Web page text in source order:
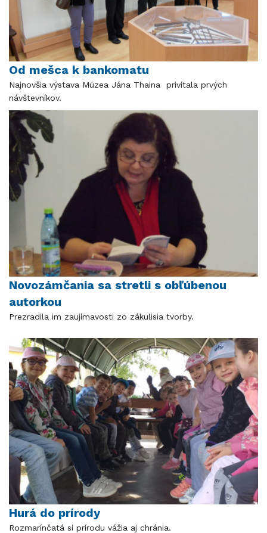
Od mešca k bankomatu
Najnovšia výstava Múzea Jána Thaina privítala prvých
návštevníkov.
Novozámčania sa stretli s obľúbenou
autorkou
Prezradila im zaujímavosti zo zákulisia tvorby.
Hurá do prírody
Rozmarínčatá si prírodu vážia aj chránia.